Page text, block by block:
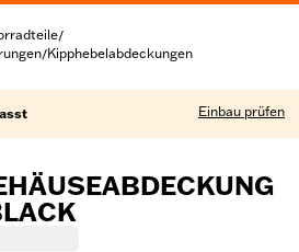
/
/Kipphebelabdeckungen
Einbau prüfen